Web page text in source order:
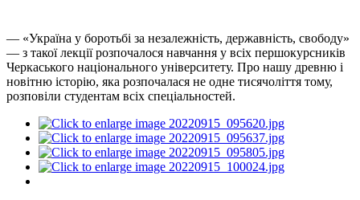
— «Україна у боротьбі за незалежність, державність, свободу»
— з такої лекції розпочалося навчання у всіх першокурсників
Черкаського національного університету. Про нашу древню і
новітню історію, яка розпочалася не одне тисячоліття тому,
розповіли студентам всіх спеціальностей.